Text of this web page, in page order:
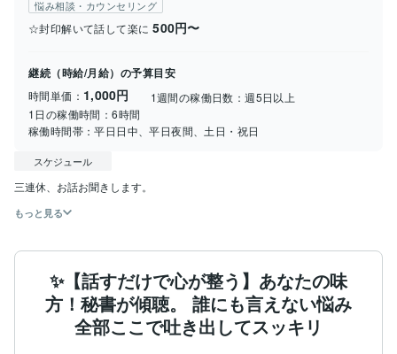
悩み相談・カウンセリング
☆封印解いて話して楽に 500円〜
継続（時給/月給）の予算目安
時間単価： 1,000円 1週間の稼働日数：週5日以上
1日の稼働時間：6時間
稼働時間帯：平日日中、平日夜間、土日・祝日
スケジュール
三連休、お話お聞きします。
もっと見る
✨【話すだけで心が整う】あなたの味
方！秘書が傾聴。 誰にも言えない悩み
全部ここで吐き出してスッキリ